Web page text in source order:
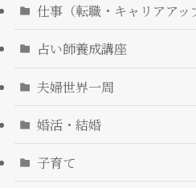
仕事（転職・キャリアアッ
占い師養成講座
夫婦世界一周
婚活・結婚
子育て